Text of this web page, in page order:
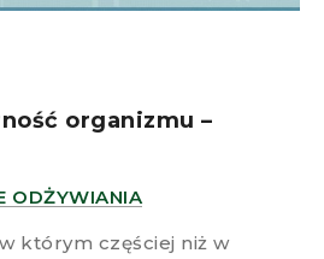
organizmu –
ODŻYWIANIA
którym częściej niż w